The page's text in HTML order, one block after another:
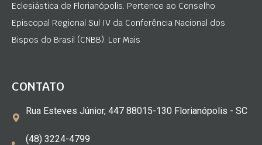
Eclesiástica de Florianópolis. Pertence ao Conselho
Episcopal Regional Sul IV da Conferência Nacional dos
Bispos do Brasil (CNBB). Ler Mais
CONTATO
Rua Esteves Júnior, 447 88015-130 Florianópolis - SC
(48) 3224-4799